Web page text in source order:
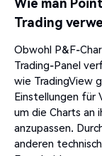
Trading
Obwohl P&F-
Trading-Panel
wie TradingView
Einstellungen für
um die Charts an
anzupassen.
anderen